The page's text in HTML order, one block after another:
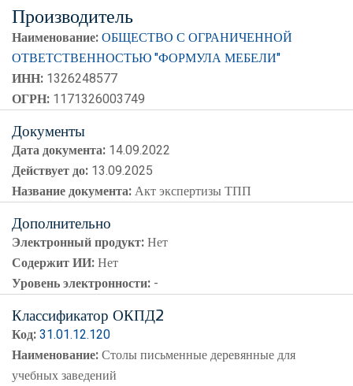
Производитель
Наименование:ОБЩЕСТВО С ОГРАНИЧЕННОЙ
ОТВЕТСТВЕННОСТЬЮ "ФОРМУЛА МЕБЕЛИ"
ИНН: 1326248577
ОГРН: 1171326003749
Документы
Дата документа: 14.09.2022
Действует до: 13.09.2025
Название документа:Акт экспертизы ТПП
Дополнительно
Электронный продукт:Нет
Содержит ИИ:Нет
Уровень электронности: -
Классификатор ОКПД2
Код:31.01.12.120
Наименование:Столы письменные деревянные для
учебных заведений